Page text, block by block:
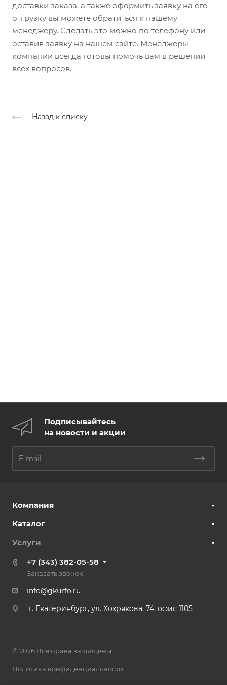
доставки заказа, а также оформить заявку на его
отгрузку вы можете обратиться к нашему
менеджеру. Сделать это можно по телефону или
оставив заявку на нашем сайте. Менеджеры
компании всегда готовы помочь вам в решении
всех вопросов.
Назад к списку
Подписывайтесь
на новости и акции
Компания
Каталог
Услуги
+7 (343) 382-05-58
Заказать звонок
info@gkurfo.ru
г. Екатеринбург, ул. Хохрякова, 74, офис 1105
© 2026 Все права защищены
Политика конфиденциальности